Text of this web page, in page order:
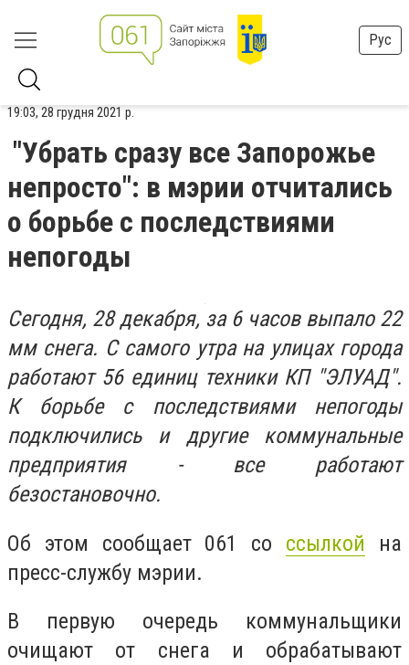
Рус
19:03, 28 грудня 2021 р.
"Убрать сразу все Запорожье
непросто": в мэрии отчитались
о борьбе с последствиями
непогоды
Сегодня, 28 декабря, за 6 часов выпало 22
мм снега. С самого утра на улицах города
работают 56 единиц техники КП "ЭЛУАД".
К борьбе с последствиями непогоды
подключились и другие коммунальные
предприятия - все работают
безостановочно.
Об этом сообщает 061 со ссылкой на
пресс-службу мэрии.
В первую очередь коммунальщики
очищают от снега и обрабатывают